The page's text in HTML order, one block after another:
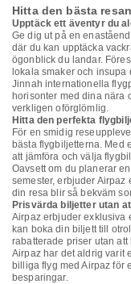
Hitta den bästa
Upptäck ett äventyr du
Ge dig ut på en
där du kan upptäcka
ögonblick du landar.
lokala smaker och
Jinnah internationella
horisonter med dina nära
verkligen oförglömlig.
Hitta den perfekta
För en smidig
bästa flygbiljetterna. Med
att jämföra och välja
Oavsett om du planerar
semester, erbjuder Airpaz
din resa blir så bekväm
Prisvärda biljetter utan
Airpaz erbjuder exklusiva
kan boka din biljett till
rabatterade priser utan att
Airpaz har det aldrig varit
billiga flyg med Airpaz för
besparingar.